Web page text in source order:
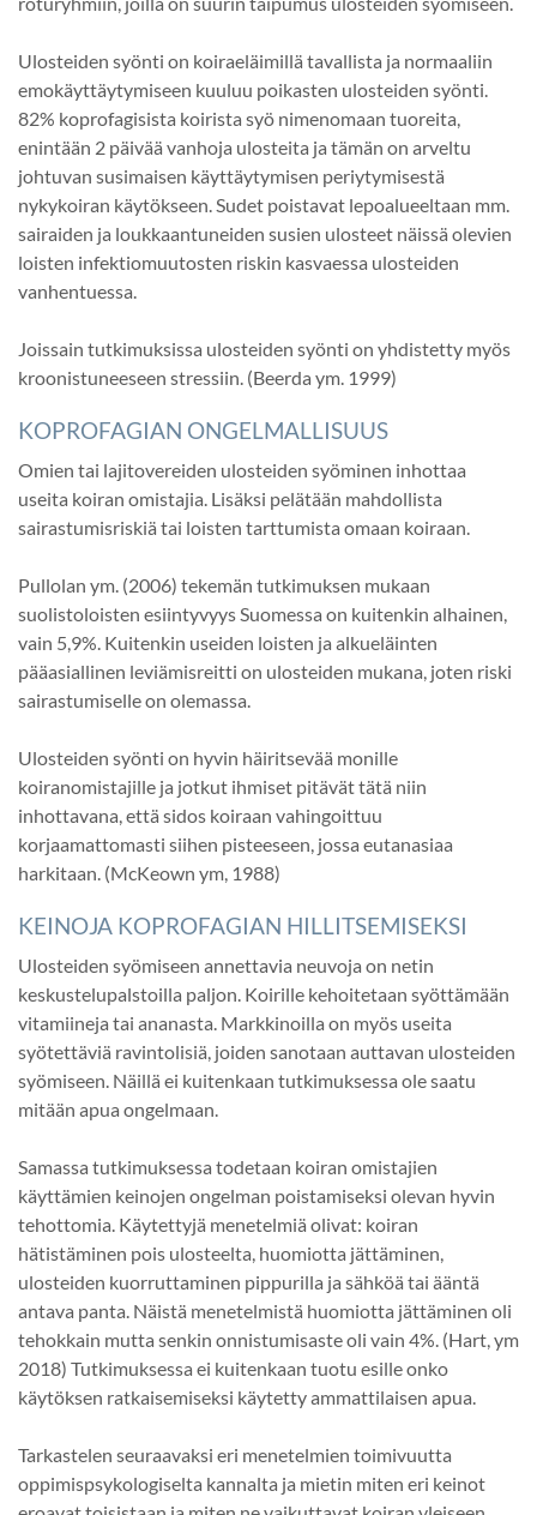
Ulosteiden syönti on koiraeläimillä tavallista ja normaaliin
emokäyttäytymiseen kuuluu poikasten ulosteiden syönti.
82% koprofagisista koirista syö nimenomaan tuoreita,
enintään 2 päivää vanhoja ulosteita ja tämän on arveltu
johtuvan susimaisen käyttäytymisen periytymisestä
nykykoiran käytökseen. Sudet poistavat lepoalueeltaan mm.
sairaiden ja loukkaantuneiden susien ulosteet näissä olevien
loisten infektiomuutosten riskin kasvaessa ulosteiden
vanhentuessa.
Joissain tutkimuksissa ulosteiden syönti on yhdistetty myös
kroonistuneeseen stressiin. (Beerda ym. 1999)
KOPROFAGIAN ONGELMALLISUUS
Omien tai lajitovereiden ulosteiden syöminen inhottaa
useita koiran omistajia. Lisäksi pelätään mahdollista
sairastumisriskiä tai loisten tarttumista omaan koiraan.
Pullolan ym. (2006) tekemän tutkimuksen mukaan
suolistoloisten esiintyvyys Suomessa on kuitenkin alhainen,
vain 5,9%. Kuitenkin useiden loisten ja alkueläinten
pääasiallinen leviämisreitti on ulosteiden mukana, joten riski
sairastumiselle on olemassa.
Ulosteiden syönti on hyvin häiritsevää monille
koiranomistajille ja jotkut ihmiset pitävät tätä niin
inhottavana, että sidos koiraan vahingoittuu
korjaamattomasti siihen pisteeseen, jossa eutanasiaa
harkitaan. (McKeown ym, 1988)
KEINOJA KOPROFAGIAN HILLITSEMISEKSI
Ulosteiden syömiseen annettavia neuvoja on netin
keskustelupalstoilla paljon. Koirille kehoitetaan syöttämään
vitamiineja tai ananasta. Markkinoilla on myös useita
syötettäviä ravintolisiä, joiden sanotaan auttavan ulosteiden
syömiseen. Näillä ei kuitenkaan tutkimuksessa ole saatu
mitään apua ongelmaan.
Samassa tutkimuksessa todetaan koiran omistajien
käyttämien keinojen ongelman poistamiseksi olevan hyvin
tehottomia. Käytettyjä menetelmiä olivat: koiran
hätistäminen pois ulosteelta, huomiotta jättäminen,
ulosteiden kuorruttaminen pippurilla ja sähköä tai ääntä
antava panta. Näistä menetelmistä huomiotta jättäminen oli
tehokkain mutta senkin onnistumisaste oli vain 4%. (Hart, ym
2018) Tutkimuksessa ei kuitenkaan tuotu esille onko
käytöksen ratkaisemiseksi käytetty ammattilaisen apua.
Tarkastelen seuraavaksi eri menetelmien toimivuutta
oppimispsykologiselta kannalta ja mietin miten eri keinot